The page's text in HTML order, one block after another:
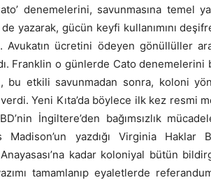
denemelerini, savunmasına temel
yazarak, gücün keyfi kullanımını
Avukatın ücretini ödeyen gönüllüller
Franklin o günlerde Cato denemelerini
bu etkili savunmadan sonra, koloni
Yeni Kıta’da böylece ilk kez resmi
İngiltere’den bağımsızlık
yazdığı Virginia Haklar
kadar koloniyal bütün
yazımı tamamlanıp eyaletlerde